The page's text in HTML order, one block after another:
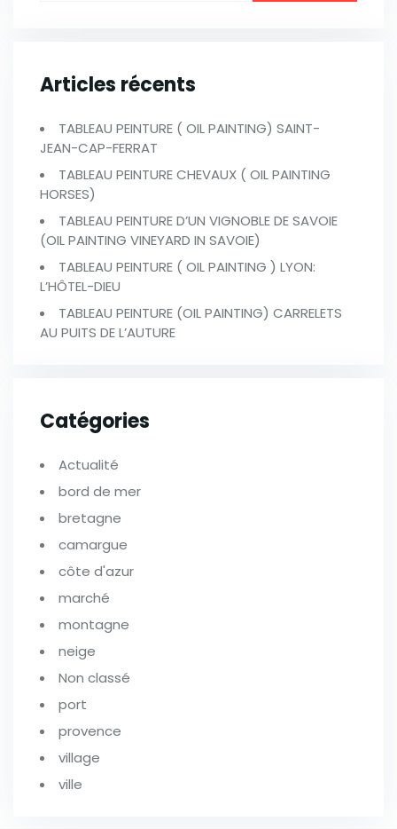
Articles récents
TABLEAU PEINTURE ( OIL PAINTING) SAINT-
JEAN-CAP-FERRAT
TABLEAU PEINTURE CHEVAUX ( OIL PAINTING
HORSES)
TABLEAU PEINTURE D’UN VIGNOBLE DE SAVOIE
(OIL PAINTING VINEYARD IN SAVOIE)
TABLEAU PEINTURE ( OIL PAINTING ) LYON:
L’HÔTEL-DIEU
TABLEAU PEINTURE (OIL PAINTING) CARRELETS
AU PUITS DE L’AUTURE
Catégories
Actualité
bord de mer
bretagne
camargue
côte d'azur
marché
montagne
neige
Non classé
port
provence
village
ville